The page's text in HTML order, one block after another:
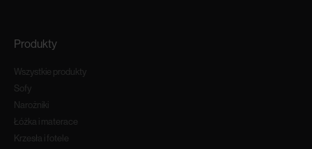
Produkty
Wszystkie produkty
Sofy
Narożniki
Łóżka i materace
Krzesła i fotele